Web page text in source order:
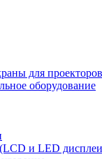
для проекторов
оборудование
и LED